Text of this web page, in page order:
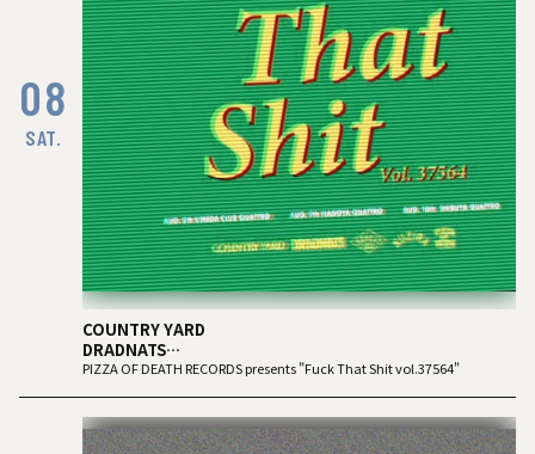
08
SAT.
COUNTRY YARD
DRADNATS
HONEST
PIZZA OF DEATH RECORDS presents "Fuck That Shit vol.37564"